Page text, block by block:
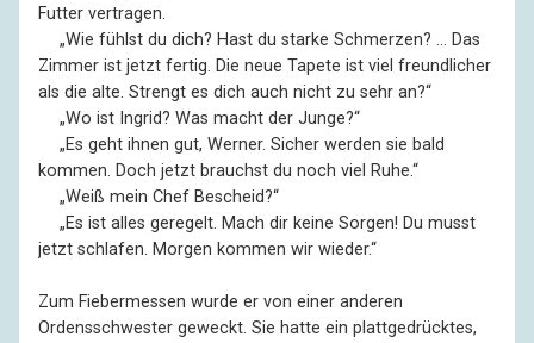
Futter vertragen.
„Wie fühlst du dich? Hast du starke Schmerzen? … Das
Zimmer ist jetzt fertig. Die neue Tapete ist viel freundlicher
als die alte. Strengt es dich auch nicht zu sehr an?“
„Wo ist Ingrid? Was macht der Junge?“
„Es geht ihnen gut, Werner. Sicher werden sie bald
kommen. Doch jetzt brauchst du noch viel Ruhe.“
„Weiß mein Chef Bescheid?“
„Es ist alles geregelt. Mach dir keine Sorgen! Du musst
jetzt schlafen. Morgen kommen wir wieder.“
Zum Fiebermessen wurde er von einer anderen
Ordensschwester geweckt. Sie hatte ein plattgedrücktes,